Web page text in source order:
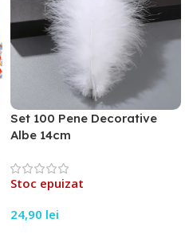
Set 100 Pene Decorative
Albe 14cm
Stoc epuizat
24,90 lei